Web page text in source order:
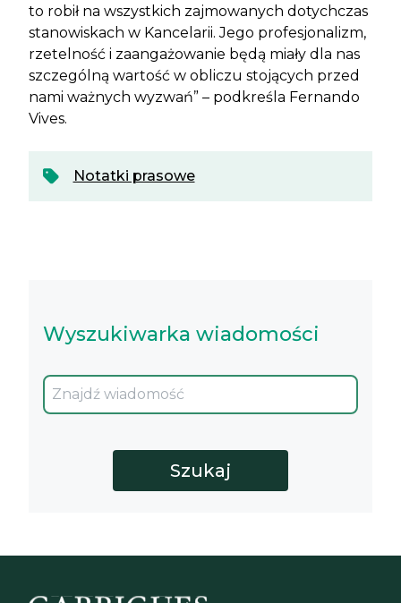
to robił na wszystkich zajmowanych dotychczas
stanowiskach w Kancelarii. Jego profesjonalizm,
rzetelność i zaangażowanie będą miały dla nas
szczególną wartość w obliczu stojących przed
nami ważnych wyzwań” – podkreśla Fernando
Vives.
Notatki prasowe
Wyszukiwarka wiadomości